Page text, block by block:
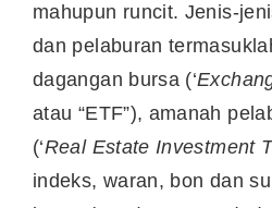
mahupun runcit. Jenis-
dan pelaburan
dagangan bursa (‘
atau “ETF”), amanah
(‘Real Estate Investment
indeks, waran, bon dan